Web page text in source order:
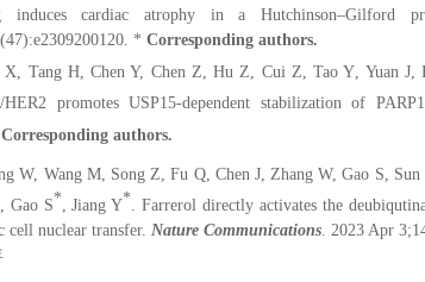
induces cardiac atrophy in a Hutchinson–Gilford
* Corresponding authors.
X, Tang H, Chen Y, Chen Z, Hu Z, Cui Z, Tao Y , Yuan
HER2 promotes USP15-dependent stabilization of
Corresponding authors.
W, Wang M, Song Z, Fu Q, Chen J, Zhang W, Gao S,
Gao S* , Jiang Y* . Farrerol directly activates the
cell nuclear transfer. Nature Communications . 2023 Apr